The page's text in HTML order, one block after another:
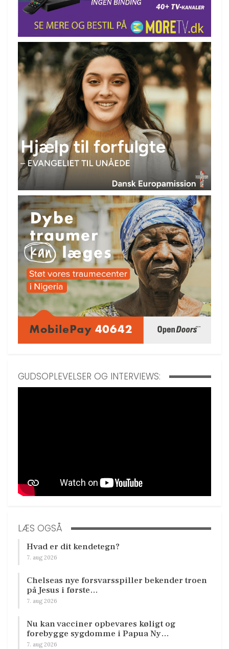
GUDSOPLEVELSER OG INTERVIEWS:
LÆS OGSÅ
Hvad er dit kendetegn?
7. aug 2026
Chelseas nye forsvarsspiller bekender troen
på Jesus i første…
7. aug 2026
Nu kan vacciner opbevares køligt og
forebygge sygdomme i Papua Ny…
7. aug 2026